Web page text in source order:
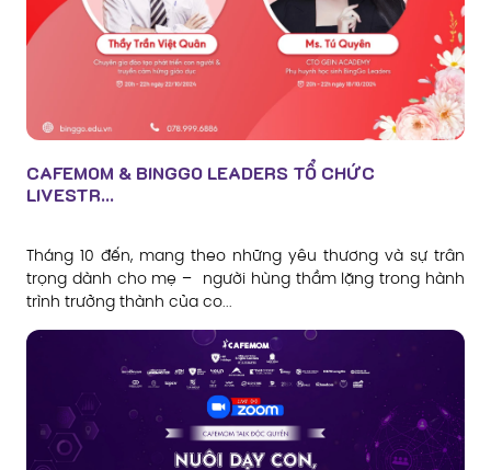
CAFEMOM & BINGGO LEADERS TỔ CHỨC
LIVESTR...
Tháng 10 đến, mang theo những yêu thương và sự trân
trọng dành cho mẹ – người hùng thầm lặng trong hành
trình trưởng thành của co...